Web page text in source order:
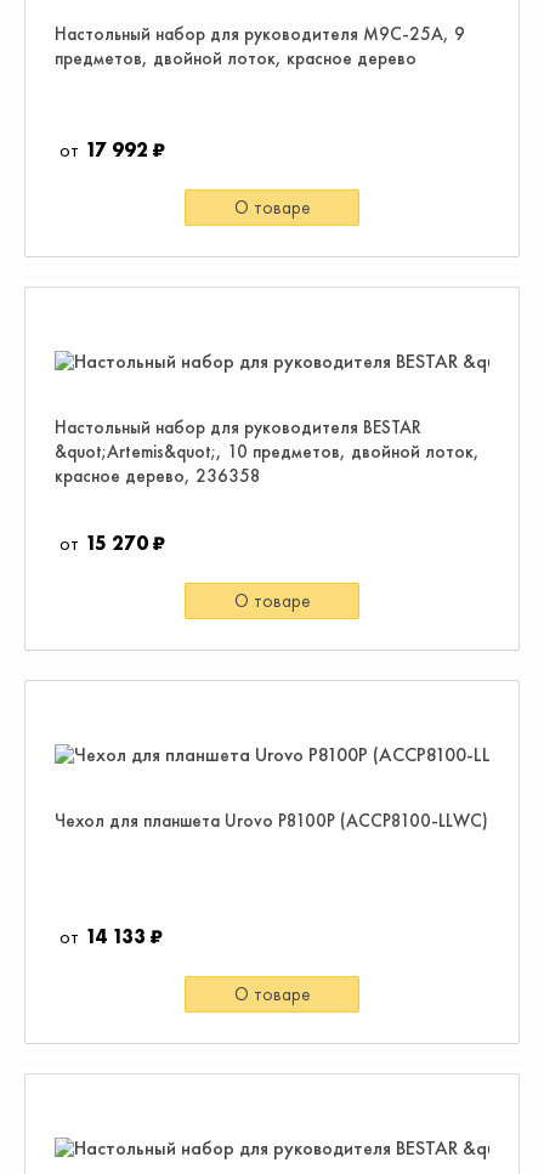
Настольный набор для руководителя M9C-25A, 9
предметов, двойной лоток, красное дерево
17 992 ₽
О товаре
Настольный набор для руководителя BESTAR
&quot;Artemis&quot;, 10 предметов, двойной лоток,
красное дерево, 236358
15 270 ₽
О товаре
Чехол для планшета Urovo P8100P (ACCP8100-LLWC)
14 133 ₽
О товаре